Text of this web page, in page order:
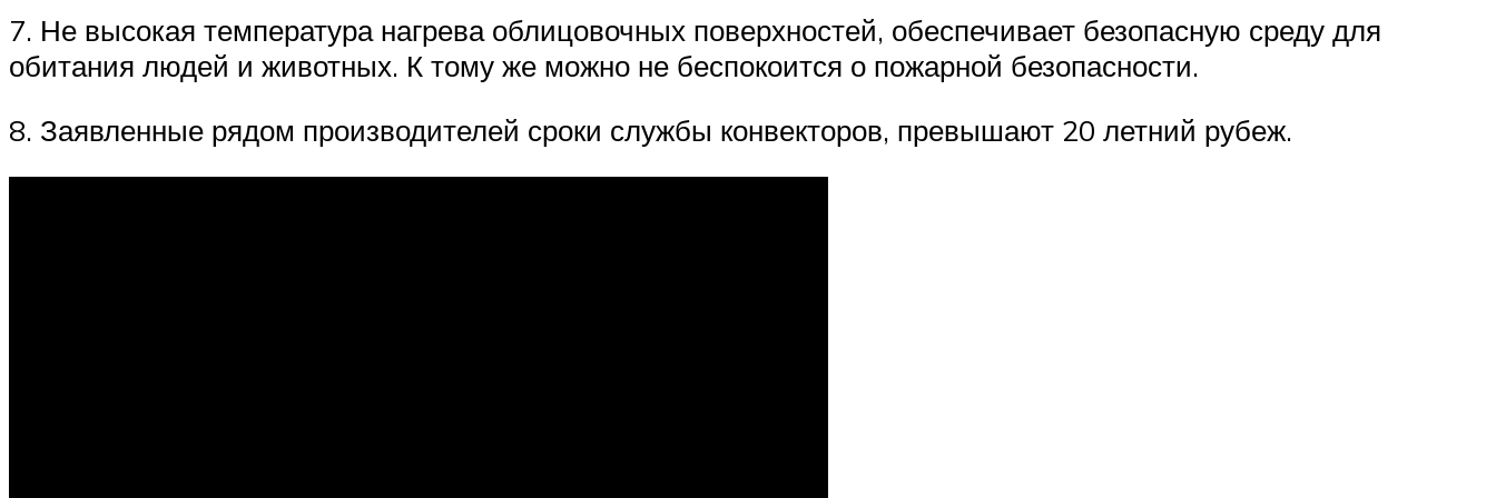
7. Не высокая температура нагрева облицовочных поверхностей, обеспечивает безопасную среду для
обитания людей и животных. К тому же можно не беспокоится о пожарной безопасности.
8. Заявленные рядом производителей сроки службы конвекторов, превышают 20 летний рубеж.